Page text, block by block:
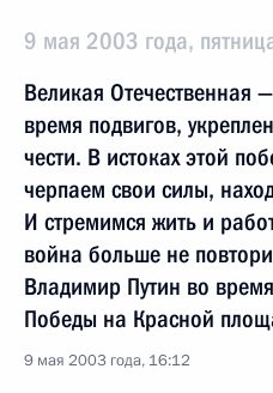
9 мая 2003 года,
Великая Отечественная
время подвигов,
чести. В истоках этой
черпаем свои силы,
И стремимся жить и
война больше не
Владимир Путин во
Победы на Красной
9 мая 2003 года, 16:12